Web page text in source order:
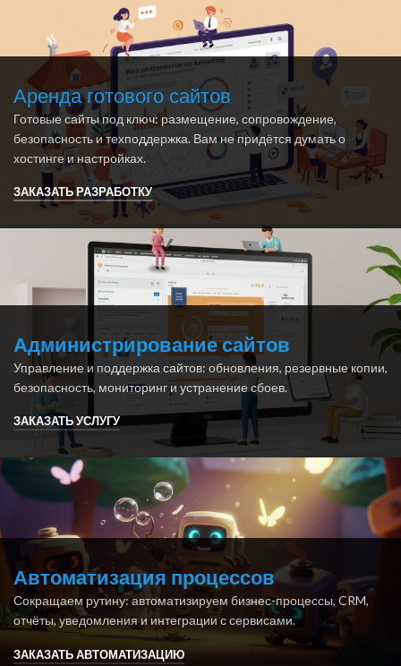
Аренда готового сайтов
Готовые сайты под ключ: размещение, сопровождение,
безопасность и техподдержка. Вам не придётся думать о
хостинге и настройках.
ЗАКАЗАТЬ РАЗРАБОТКУ
Администрирование сайтов
Управление и поддержка сайтов: обновления, резервные копии,
безопасность, мониторинг и устранение сбоев.
ЗАКАЗАТЬ УСЛУГУ
Автоматизация процессов
Сокращаем рутину: автоматизируем бизнес-процессы, CRM,
отчёты, уведомления и интеграции с сервисами.
ЗАКАЗАТЬ АВТОМАТИЗАЦИЮ